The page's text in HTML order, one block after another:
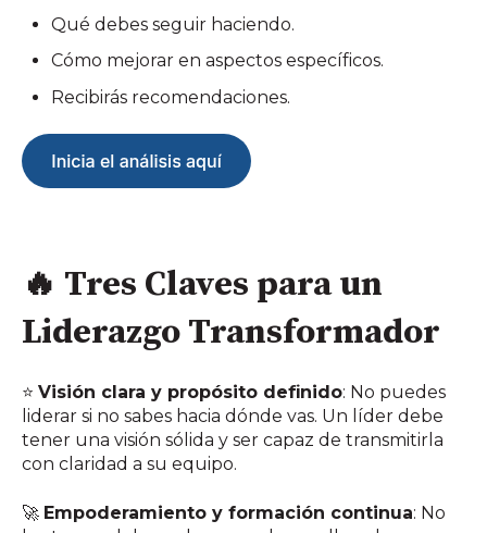
Qué debes seguir haciendo.
Cómo mejorar en aspectos específicos.
Recibirás recomendaciones.
🔥 Tres Claves para un
Liderazgo Transformador
⭐ Visión clara y propósito definido: No puedes
liderar si no sabes hacia dónde vas. Un líder debe
tener una visión sólida y ser capaz de transmitirla
con claridad a su equipo.
🚀 Empoderamiento y formación continua: No